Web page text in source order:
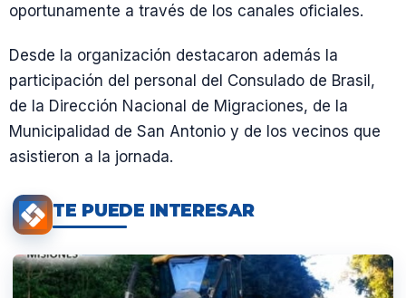
oportunamente a través de los canales oficiales.
Desde la organización destacaron además la
participación del personal del Consulado de Brasil,
de la Dirección Nacional de Migraciones, de la
Municipalidad de San Antonio y de los vecinos que
asistieron a la jornada.
TE PUEDE INTERESAR